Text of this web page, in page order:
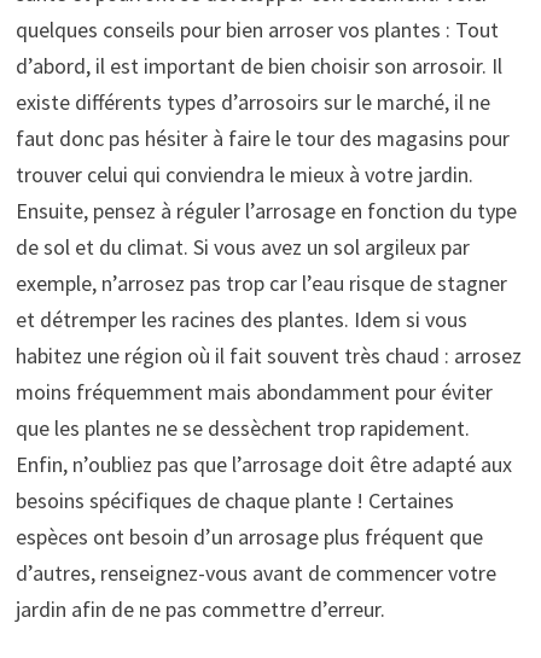
quelques conseils pour bien arroser vos plantes : Tout
d’abord, il est important de bien choisir son arrosoir. Il
existe différents types d’arrosoirs sur le marché, il ne
faut donc pas hésiter à faire le tour des magasins pour
trouver celui qui conviendra le mieux à votre jardin.
Ensuite, pensez à réguler l’arrosage en fonction du type
de sol et du climat. Si vous avez un sol argileux par
exemple, n’arrosez pas trop car l’eau risque de stagner
et détremper les racines des plantes. Idem si vous
habitez une région où il fait souvent très chaud : arrosez
moins fréquemment mais abondamment pour éviter
que les plantes ne se dessèchent trop rapidement.
Enfin, n’oubliez pas que l’arrosage doit être adapté aux
besoins spécifiques de chaque plante ! Certaines
espèces ont besoin d’un arrosage plus fréquent que
d’autres, renseignez-vous avant de commencer votre
jardin afin de ne pas commettre d’erreur.